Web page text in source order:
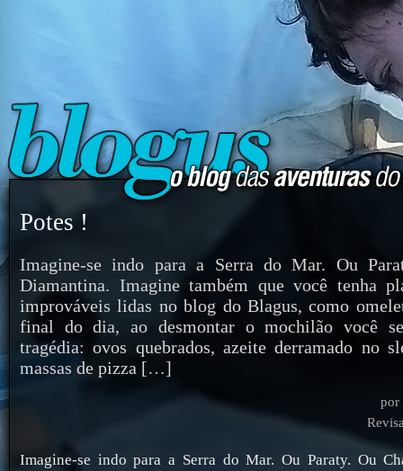
Potes !
Imagine-se indo para a Serra do Mar. Ou
Diamantina. Imagine também que você tenha
improváveis lidas no blog do Blagus, como
final do dia, ao desmontar o mochilão você
tragédia: ovos quebrados, azeite derramado no
massas de pizza […]
por
Imagine-se indo para a Serra do Mar. Ou Paraty. Ou